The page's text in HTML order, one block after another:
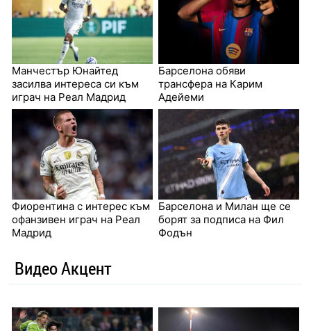
Манчестър Юнайтед
засилва интереса си към
играч на Реал Мадрид
Барселона обяви
трансфера на Карим
Адейеми
Фиорентина с интерес към
офанзивен играч на Реал
Мадрид
Барселона и Милан ще се
борят за подписа на Фил
Фодън
Видео Акцент